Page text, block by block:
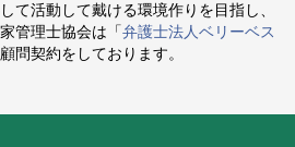
て活動して戴ける環境作りを目指し、
管理士協会は「弁護士法人ベリーベス
顧問契約をしております。